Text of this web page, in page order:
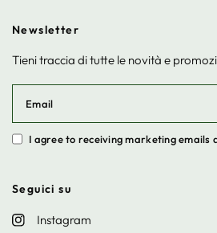
Newsletter
Tieni traccia di tutte le novità e
Email
I agree to receiving marketing emails
Seguici su
Instagram